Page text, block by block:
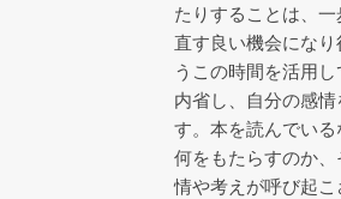
たりすることは、
直す良い機会にな
うこの時間を活用し
内省し、自分の感
す。本を読んでい
何をもたらすのか
情や考えが呼び起